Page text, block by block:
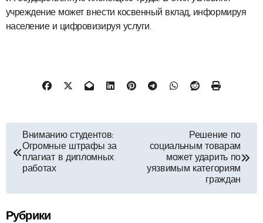
учреждение может внести косвенный вклад, информируя
население и цифровизируя услуги.
Навигация
по
записям
Вниманию студентов:
Огромные штрафы за
плагиат в дипломных
работах
Решение по
социальным товарам
может ударить по
уязвимым категориям
граждан
Рубрики